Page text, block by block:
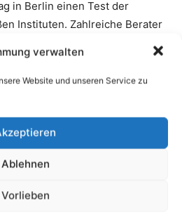
verwalten
Website und unseren Service zu
Ablehnen
Vorlieben